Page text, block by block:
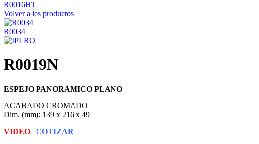
R0016HT
Volver a los productos
R0034
R0019N
ESPEJO PANORÁMICO PLANO
ACABADO CROMADO
Dim. (mm): 139 x 216 x 49
VIDEO
COTIZAR